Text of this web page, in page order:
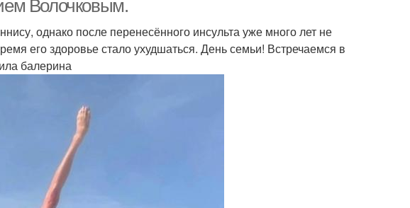
Волочковым.
однако после перенесённого инсульта уже много лет не
его здоровье стало ухудшаться. День семьи! Встречаемся в
балерина